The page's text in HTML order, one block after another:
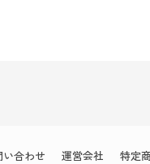
い合わせ 運営会社 特定